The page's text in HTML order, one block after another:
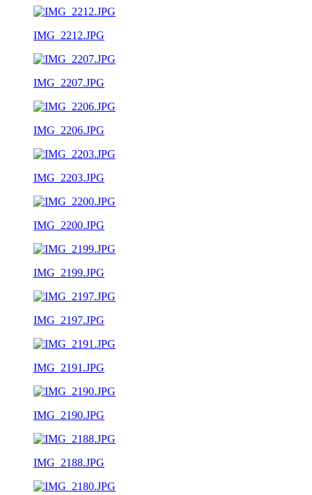
IMG_2212.JPG
IMG_2207.JPG
IMG_2206.JPG
IMG_2203.JPG
IMG_2200.JPG
IMG_2199.JPG
IMG_2197.JPG
IMG_2191.JPG
IMG_2190.JPG
IMG_2188.JPG